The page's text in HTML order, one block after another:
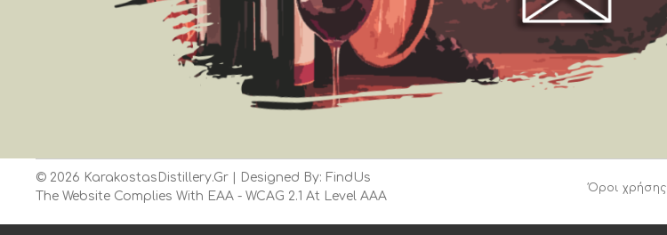
© 2026 KarakostasDistillery.gr | Designed By: FindUs
The Website Complies With EAA - WCAG 2.1 At Level AAA
Όροι χρήσης